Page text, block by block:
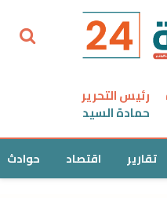
رئيس التحرير
حمادة السيد
تقارير اقتصاد حوادث